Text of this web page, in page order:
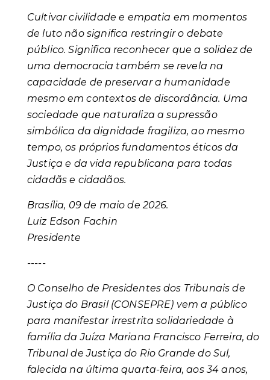
Cultivar civilidade e empatia em momentos
de luto não significa restringir o debate
público. Significa reconhecer que a solidez de
uma democracia também se revela na
capacidade de preservar a humanidade
mesmo em contextos de discordância. Uma
sociedade que naturaliza a supressão
simbólica da dignidade fragiliza, ao mesmo
tempo, os próprios fundamentos éticos da
Justiça e da vida republicana para todas
cidadãs e cidadãos.
Brasília, 09 de maio de 2026.
Luiz Edson Fachin
Presidente
-----
O Conselho de Presidentes dos Tribunais de
Justiça do Brasil (CONSEPRE) vem a público
para manifestar irrestrita solidariedade à
família da Juíza Mariana Francisco Ferreira, do
Tribunal de Justiça do Rio Grande do Sul,
falecida na última quarta-feira, aos 34 anos,